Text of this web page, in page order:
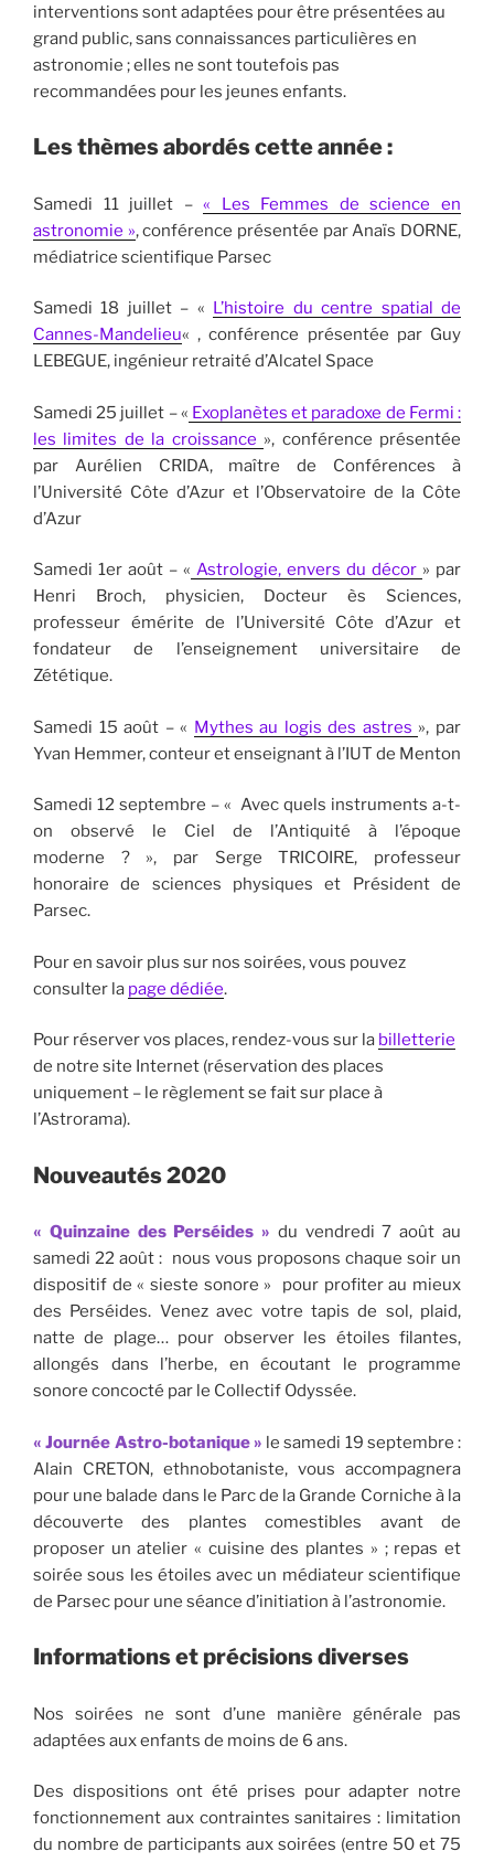
interventions sont adaptées pour être présentées au
grand public, sans connaissances particulières en
astronomie ; elles ne sont toutefois pas
recommandées pour les jeunes enfants.
Les thèmes abordés cette année :
Samedi 11 juillet –« Les Femmes de science en
astronomie », conférence présentée par Anaïs DORNE,
médiatrice scientifique Parsec
Samedi 18 juillet – « L’histoire du centre spatial de
Cannes-Mandelieu« , conférence présentée par Guy
LEBEGUE, ingénieur retraité d’Alcatel Space
Samedi 25 juillet – « Exoplanètes et paradoxe de Fermi :
les limites de la croissance », conférence présentée
par Aurélien CRIDA, maître de Conférences à
l’Université Côte d’Azur et l’Observatoire de la Côte
d’Azur
Samedi 1er août – « Astrologie, envers du décor » par
Henri Broch, physicien, Docteur ès Sciences,
professeur émérite de l’Université Côte d’Azur et
fondateur de l’enseignement universitaire de
Zététique.
Samedi 15 août – « Mythes au logis des astres », par
Yvan Hemmer, conteur et enseignant à l’IUT de Menton
Samedi 12 septembre – « Avec quels instruments a-t-
on observé le Ciel de l’Antiquité à l’époque
moderne ? », par Serge TRICOIRE, professeur
honoraire de sciences physiques et Président de
Parsec.
Pour en savoir plus sur nos soirées, vous pouvez
consulter la page dédiée.
Pour réserver vos places, rendez-vous sur la billetterie
de notre site Internet (réservation des places
uniquement – le règlement se fait sur place à
l’Astrorama).
Nouveautés 2020
« Quinzaine des Perséides » du vendredi 7 août au
samedi 22 août : nous vous proposons chaque soir un
dispositif de « sieste sonore » pour profiter au mieux
des Perséides. Venez avec votre tapis de sol, plaid,
natte de plage… pour observer les étoiles filantes,
allongés dans l’herbe, en écoutant le programme
sonore concocté par le Collectif Odyssée.
« Journée Astro-botanique » le samedi 19 septembre :
Alain CRETON, ethnobotaniste, vous accompagnera
pour une balade dans le Parc de la Grande Corniche à la
découverte des plantes comestibles avant de
proposer un atelier « cuisine des plantes » ; repas et
soirée sous les étoiles avec un médiateur scientifique
de Parsec pour une séance d’initiation à l’astronomie.
Informations et précisions diverses
Nos soirées ne sont d’une manière générale pas
adaptées aux enfants de moins de 6 ans.
Des dispositions ont été prises pour adapter notre
fonctionnement aux contraintes sanitaires : limitation
du nombre de participants aux soirées (entre 50 et 75